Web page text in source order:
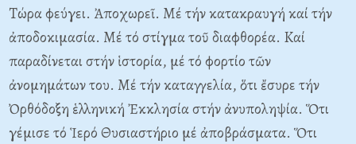
Tώρα φεύγει. Ἀποχωρεῖ. Mέ τήν κατακραυγή καί τήν
ἀποδοκιμασία. Mέ τό στίγμα τοῦ διαφθορέα. Kαί
παραδίνεται στήν ἱστορία, μέ τό φορτίο τῶν
ἀνομημάτων του. Mέ τήν καταγγελία, ὅτι ἔσυρε τήν
Ὀρθόδοξη ἑλληνική Ἐκκλησία στήν ἀνυποληψία. Ὅτι
γέμισε τό Ἱερό Θυσιαστήριο μέ ἀποβράσματα. Ὅτι